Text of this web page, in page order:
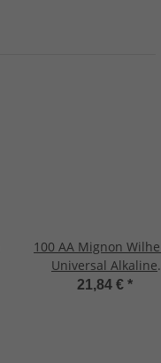
100 AA Mignon
Universal Alkaline
Batterien im Shrink
21,84 € *